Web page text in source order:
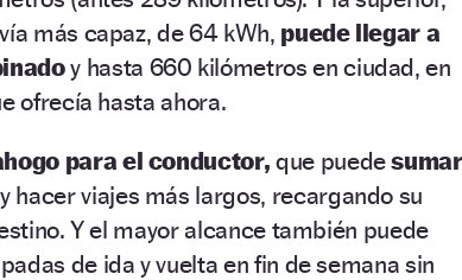
más capaz, de 64 kWh, puede llegar a
y hasta 660 kilómetros en ciudad, en
ofrecía hasta ahora.
para el conductor,que puedesumar
hacer viajes más largos, recargando su
Y el mayor alcance también puede
de ida y vuelta en fin de semana sin